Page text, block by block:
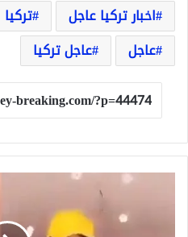
اخبار تركيا عاجل
تركيا
عاجل
عاجل تركيا
السعودية..